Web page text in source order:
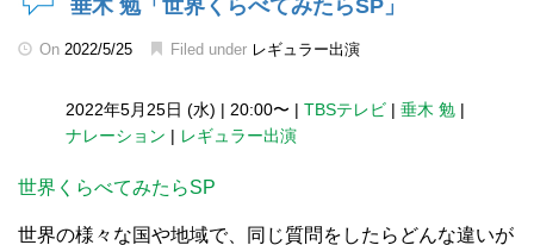
垂木 勉「世界くらべてみたらSP」
On 2022/5/25 Filed under レギュラー出演
2022年5月25日 (水) | 20:00〜 | TBSテレビ | 垂木 勉 |
ナレーション | レギュラー出演
世界くらべてみたらSP
世界の様々な国や地域で、同じ質問をしたらどんな違いが